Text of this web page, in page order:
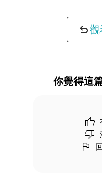
你覺得這